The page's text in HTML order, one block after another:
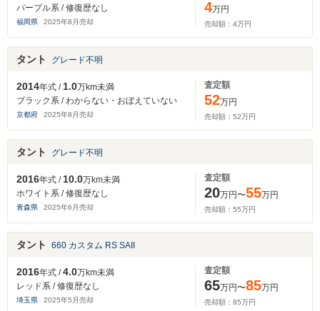
パープル系 / 修復歴なし
福岡県 2025年8 月売却
4万円
売却額： 4万円
タント グレード不明
2014年式 / 1.0万km未満
ブラック系 / わからない・おぼえていない
京都府 2025年8 月売却
査定額
52万円
売却額： 52万円
タント グレード不明
2016年式 / 10.0万km未満
ホワイト系 / 修復歴なし
青森県 2025年6 月売却
査定額
20万円〜55万円
売却額： 55万円
タント 660 カスタム RS SAII
2016年式 /4.0万km未満
レッド系 / 修復歴なし
埼玉県 2025年5 月売却
査定額
65万円〜85万円
売却額： 85万円